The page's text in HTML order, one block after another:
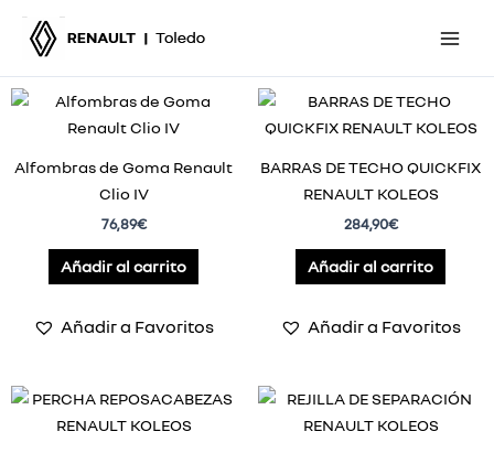
Alfombras de Goma Renault
Clio IV
76,89€
Añadir al carrito
Añadir a Favoritos
BARRAS DE TECHO QUICKFIX
RENAULT KOLEOS
284,90€
Añadir al carrito
Añadir a Favoritos